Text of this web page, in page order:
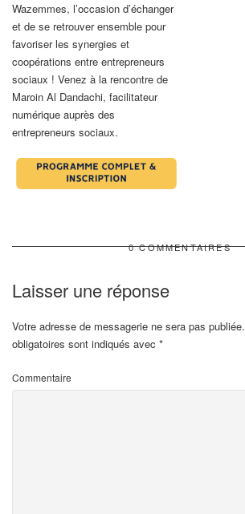
Wazemmes, l’occasion d’échanger
et de se retrouver ensemble pour
favoriser les synergies et
coopérations entre entrepreneurs
sociaux ! Venez à la rencontre de
Maroin Al Dandachi, facilitateur
numérique auprès des
entrepreneurs sociaux.
0 COMMENTAIRES
Laisser une réponse
Votre adresse de messagerie ne sera pas publiée.
obligatoires sont indiqués avec *
Commentaire